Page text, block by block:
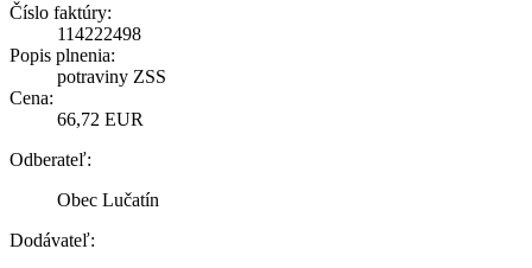
Číslo faktúry:
114222498
Popis plnenia:
potraviny ZSS
Cena:
66,72 EUR
Odberateľ:
Obec Lučatín
Dodávateľ: